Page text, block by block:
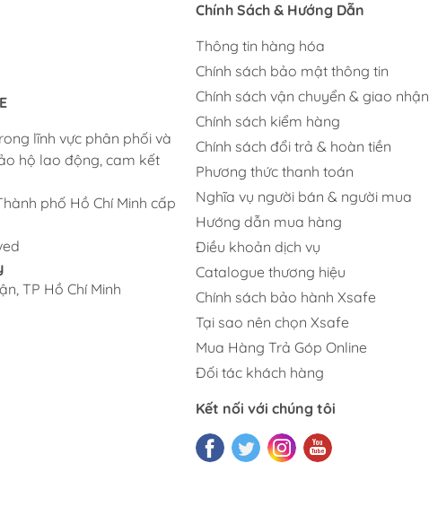
lĩnh vực phân phối và
hộ lao động, cam kết
phố Hồ Chí Minh cấp
TP Hồ Chí Minh
Chính Sách & Hướng Dẫn
Thông tin hàng hóa
Chính sách bảo mật thông tin
Chính sách vận chuyển & giao nhận
Chính sách kiểm hàng
Chính sách đổi trả & hoàn tiền
Phương thức thanh toán
Nghĩa vụ người bán & người mua
Hướng dẫn mua hàng
Điều khoản dịch vụ
Catalogue thương hiệu
Chính sách bảo hành Xsafe
Tại sao nên chọn Xsafe
Mua Hàng Trả Góp Online
Đối tác khách hàng
Kết nối với chúng tôi